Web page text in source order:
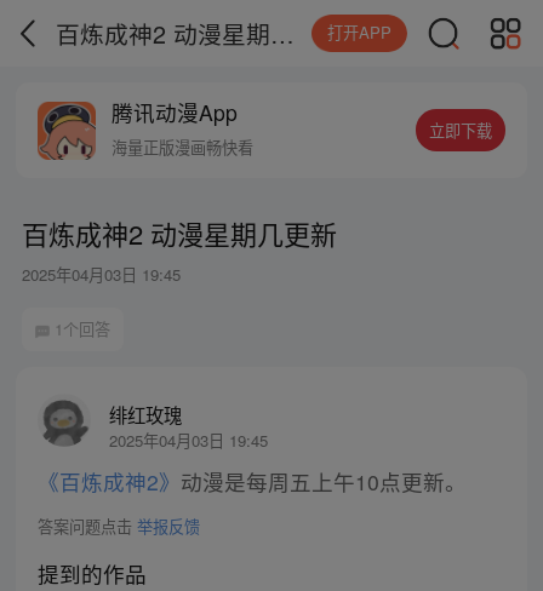
百炼成神2 动漫星期几更新 打开APP
腾讯动漫App
海量正版漫画畅快看
立即下载
百炼成神2 动漫星期几更新
2025年04月03日 19:45
1个回答
绯红玫瑰
2025年04月03日 19:45
《百炼成神2》 动漫是每周五上午10点更新。
答案问题点击 举报反馈
提到的作品